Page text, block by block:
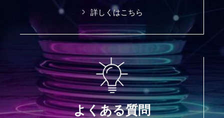
詳しくはこちら
よくある質問